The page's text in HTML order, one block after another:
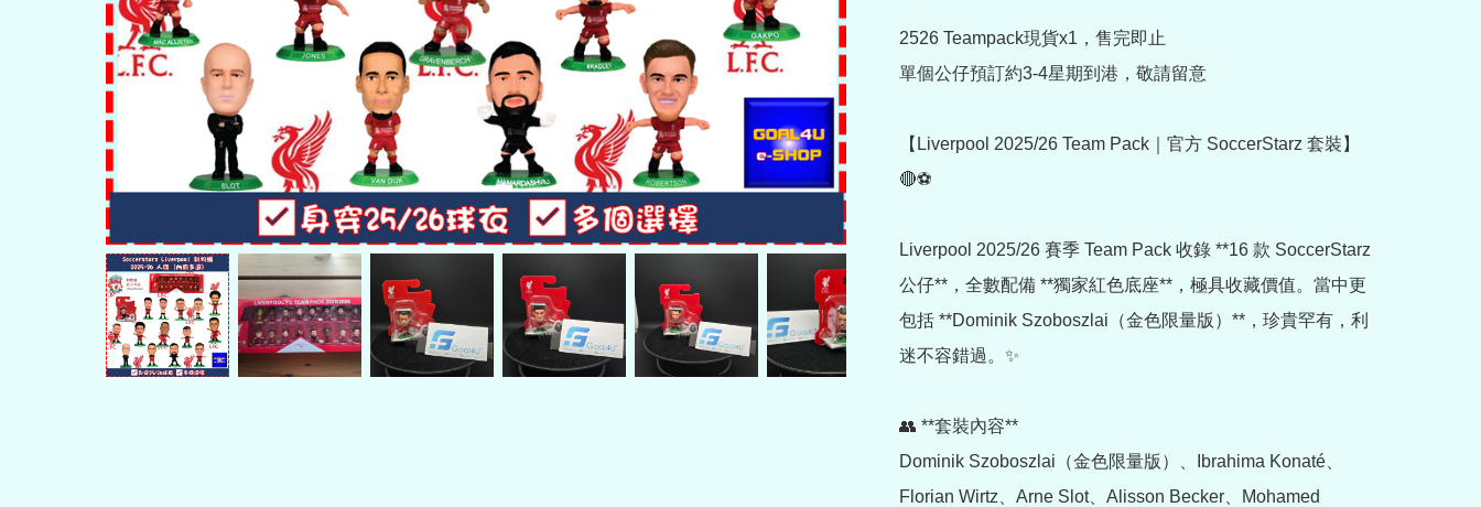
2526 Teampack現貨x1，售完即止
單個公仔預訂約3-4星期到港，敬請留意
【Liverpool 2025/26 Team Pack｜官方 SoccerStarz 套裝】
🔴⚽
Liverpool 2025/26 賽季 Team Pack 收錄 **16 款 SoccerStarz
公仔**，全數配備 **獨家紅色底座**，極具收藏價值。當中更
包括 **Dominik Szoboszlai（金色限量版）**，珍貴罕有，利
迷不容錯過。✨
👥 **套裝內容**
Dominik Szoboszlai（金色限量版）、Ibrahima Konaté、
Florian Wirtz、Arne Slot、Alisson Becker、Mohamed